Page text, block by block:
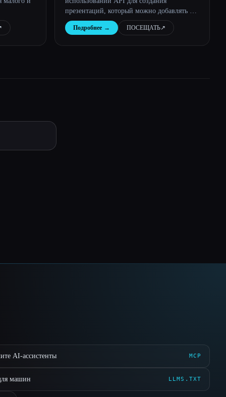
презентаций, который можно добавлять в
свои приложения и веб-сайты. Полное
описание
Подробнее → ПОСЕЩАТЬ↗︎
AI-ассистенты MCP
машин LLMS.TXT